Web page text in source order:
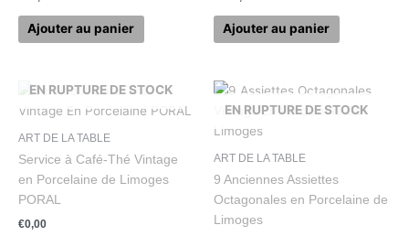
Ajouter au panier Ajouter au panier
EN RUPTURE DE STOCK
ART DE LA TABLE
Service à Café-Thé Vintage
en Porcelaine de Limoges
PORAL
€0,00
EN RUPTURE DE STOCK
ART DE LA TABLE
9 Anciennes Assiettes
Octagonales en Porcelaine de
Limoges